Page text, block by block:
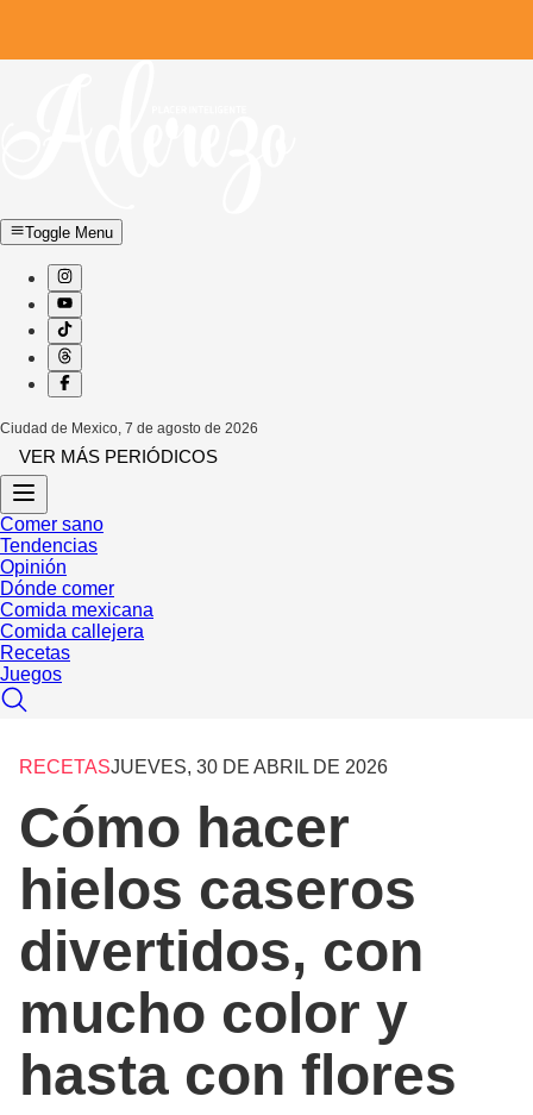
Toggle Menu
Ciudad de Mexico, 7 de agosto de 2026
VER MÁS PERIÓDICOS
Comer sano
Tendencias
Opinión
Dónde comer
Comida mexicana
Comida callejera
Recetas
Juegos
RECETASJUEVES, 30 DE ABRIL DE 2026
Cómo hacer
hielos caseros
divertidos, con
mucho color y
hasta con flores